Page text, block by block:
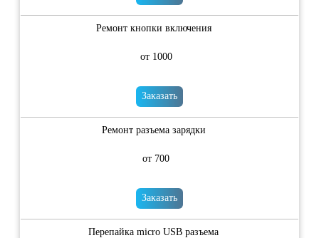
Ремонт кнопки включения
от 1000
Заказать
Ремонт разъема зарядки
от 700
Заказать
Перепайка micro USB разъема